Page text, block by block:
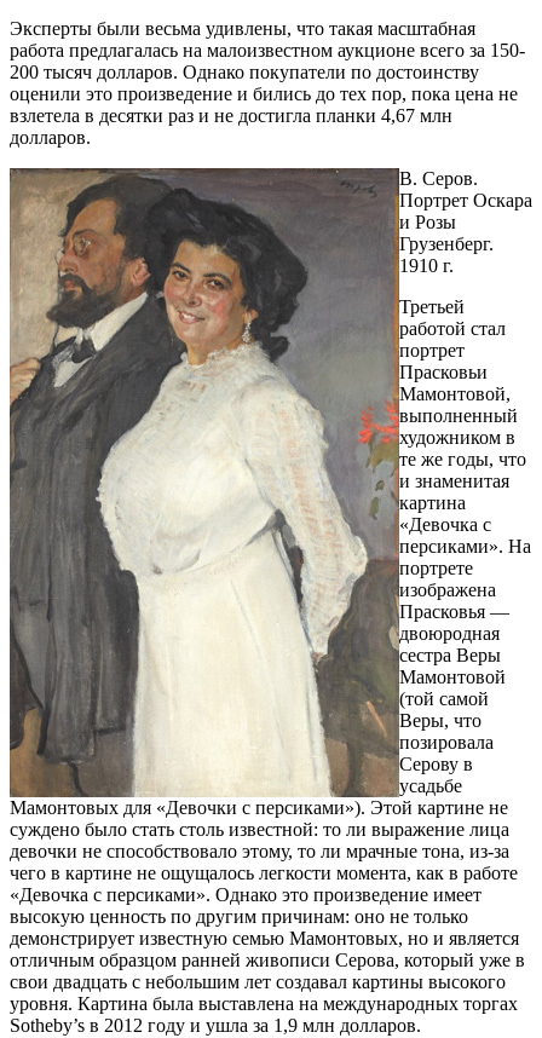
Эксперты были весьма удивлены, что такая масштабная
работа предлагалась на малоизвестном аукционе всего за 150-
200 тысяч долларов. Однако покупатели по достоинству
оценили это произведение и бились до тех пор, пока цена не
взлетела в десятки раз и не достигла планки 4,67 млн
долларов.
В. Серов.
Портрет Оскара
и Розы
Грузенберг.
1910 г.
Третьей
работой стал
портрет
Прасковьи
Мамонтовой,
выполненный
художником в
те же годы, что
и знаменитая
картина
«Девочка с
персиками». На
портрете
изображена
Прасковья —
двоюродная
сестра Веры
Мамонтовой
(той самой
Веры, что
позировала
Серову в
усадьбе
Мамонтовых для «Девочки с персиками»). Этой картине не
суждено было стать столь известной: то ли выражение лица
девочки не способствовало этому, то ли мрачные тона, из-за
чего в картине не ощущалось легкости момента, как в работе
«Девочка с персиками». Однако это произведение имеет
высокую ценность по другим причинам: оно не только
демонстрирует известную семью Мамонтовых, но и является
отличным образцом ранней живописи Серова, который уже в
свои двадцать с небольшим лет создавал картины высокого
уровня. Картина была выставлена на международных торгах
Sotheby’s в 2012 году и ушла за 1,9 млн долларов.